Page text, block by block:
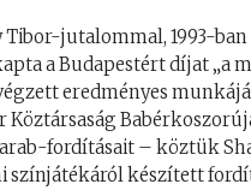
jutalommal, 1993-
a Budapestért díjat „a
eredményes
fordításait – köztük
színjátékáról készített